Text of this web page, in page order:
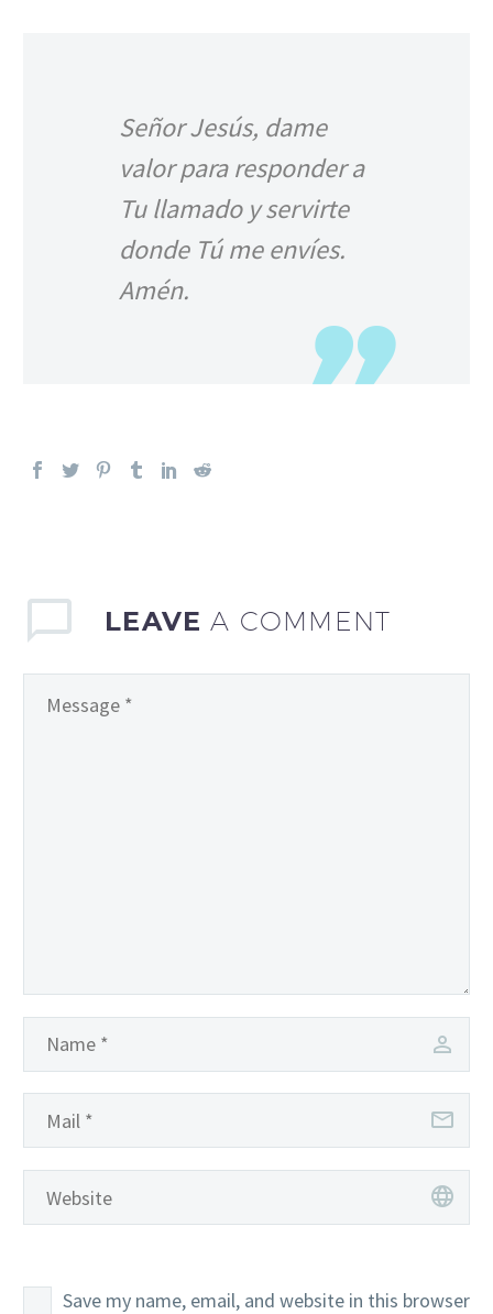
Señor Jesús, dame
valor para responder a
Tu llamado y servirte
donde Tú me envíes.
Amén.
LEAVEA COMMENT
Save my name, email, and website in this browser